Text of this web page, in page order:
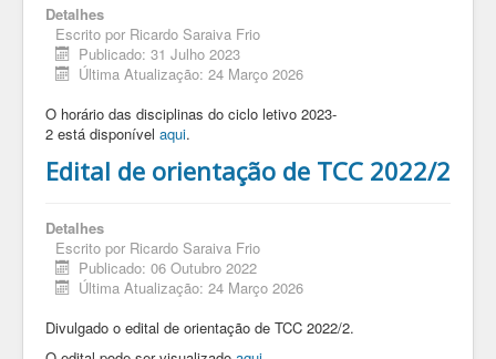
Detalhes
Escrito por Ricardo Saraiva Frio
Publicado: 31 Julho 2023
Última Atualização: 24 Março 2026
O horário das disciplinas do ciclo letivo 2023-
2 está disponível aqui.
Edital de orientação de TCC 2022/2
Detalhes
Escrito por Ricardo Saraiva Frio
Publicado: 06 Outubro 2022
Última Atualização: 24 Março 2026
Divulgado o edital de orientação de TCC 2022/2.